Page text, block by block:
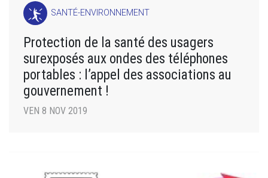
SANTÉ-ENVIRONNEMENT
Protection de la santé des usagers
surexposés aux ondes des téléphones
portables : l’appel des associations au
gouvernement !
VEN 8 NOV 2019